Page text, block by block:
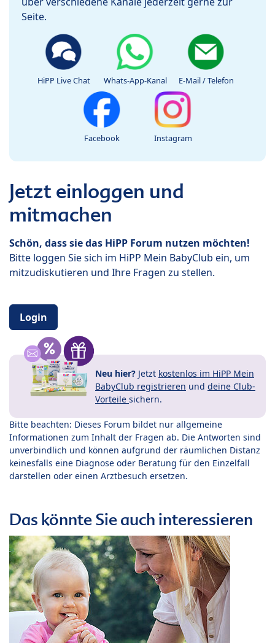
Seite.
HiPP Live Chat Whats-App-Kanal E-Mail / Telefon
Facebook Instagram
Jetzt einloggen und
mitmachen
Schön, dass sie das HiPP Forum nutzen möchten!
Bitte loggen Sie sich im HiPP Mein BabyClub ein, um
mitzudiskutieren und Ihre Fragen zu stellen.
Login
Neu hier? Jetzt kostenlos im HiPP Mein
BabyClub registrieren und deine Club-
Vorteile sichern.
Bitte beachten: Dieses Forum bildet nur allgemeine
Informationen zum Inhalt der Fragen ab. Die Antworten sind
unverbindlich und können aufgrund der räumlichen Distanz
keinesfalls eine Diagnose oder Beratung für den Einzelfall
darstellen oder einen Arztbesuch ersetzen.
Das könnte Sie auch interessieren